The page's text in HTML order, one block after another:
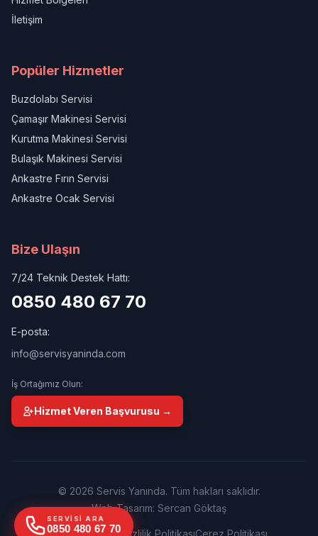
İletişim
Popüler Hizmetler
Buzdolabı Servisi
Çamaşır Makinesi Servisi
Kurutma Makinesi Servisi
Bulaşık Makinesi Servisi
Ankastre Fırın Servisi
Ankastre Ocak Servisi
Bize Ulaşın
7/24 Teknik Destek Hattı:
0850 480 67 70
E-posta:
info@servisyaninda.com
İş Ortağımız Olun:
Hizmet Veren Başvurusu →
© 2026 Servis Yanında. Tüm hakları saklıdır.
Web Tasarım: Sercan Göktaş
Kullanım Şartları Gizlilik PolitikasıÇerez Politikası
SERVISI ARA
0850 480 67 70